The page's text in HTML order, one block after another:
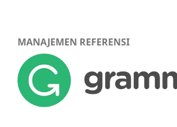
MANAJEMEN REFERENSI